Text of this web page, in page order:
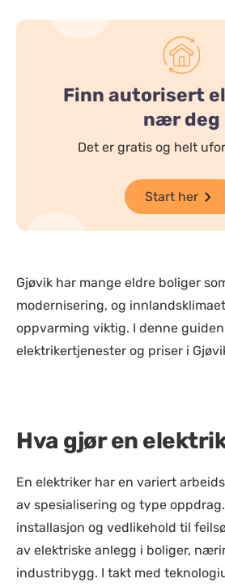
Finn autorisert
nær deg
Det er gratis og helt
Start her
Gjøvik har mange eldre boliger
modernisering, og
oppvarming viktig. I denne
elektrikertjenester og priser i
Hva gjør en
En elektriker har en variert
av spesialisering og type
installasjon og vedlikehold til
av elektriske anlegg i boliger,
industribygg. I takt med